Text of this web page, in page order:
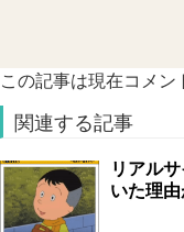
この記事は現在コメン
関連する記事
リアル
いた理